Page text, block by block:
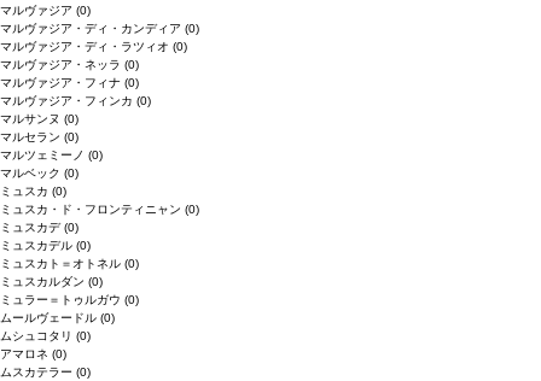
マルヴァジア (0)
マルヴァジア・ディ・カンディア (0)
マルヴァジア・ディ・ラツィオ (0)
マルヴァジア・ネッラ (0)
マルヴァジア・フィナ (0)
マルヴァジア・フィンカ (0)
マルサンヌ (0)
マルセラン (0)
マルツェミーノ (0)
マルベック (0)
ミュスカ (0)
ミュスカ・ド・フロンティニャン (0)
ミュスカデ(0)
ミュスカデル (0)
ミュスカト＝オトネル (0)
ミュスカルダン (0)
ミュラー＝トゥルガウ (0)
ムールヴェードル (0)
ムシュコタリ (0)
アマロネ (0)
ムスカテラー (0)